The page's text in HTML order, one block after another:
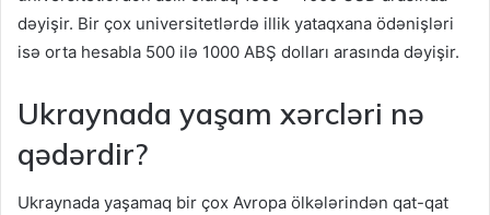
dəyişir. Bir çox universitetlərdə illik yataqxana ödənişləri
isə orta hesabla 500 ilə 1000 ABŞ dolları arasında dəyişir.
Ukraynada yaşam xərcləri nə
qədərdir?
Ukraynada yaşamaq bir çox Avropa ölkələrindən qat-qat